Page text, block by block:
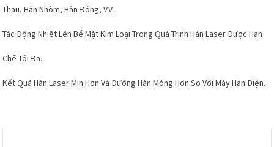
Thau, Hàn Nhôm, Hàn Đồng, V.v.
Tác Động Nhiệt Lên Bề Mặt Kim Loại Trong Quá Trình Hàn Laser Được Hạn
Chế Tối Đa.
Kết Quả Hàn Laser Mịn Hơn Và Đường Hàn Mỏng Hơn So Với Máy Hàn Điện.